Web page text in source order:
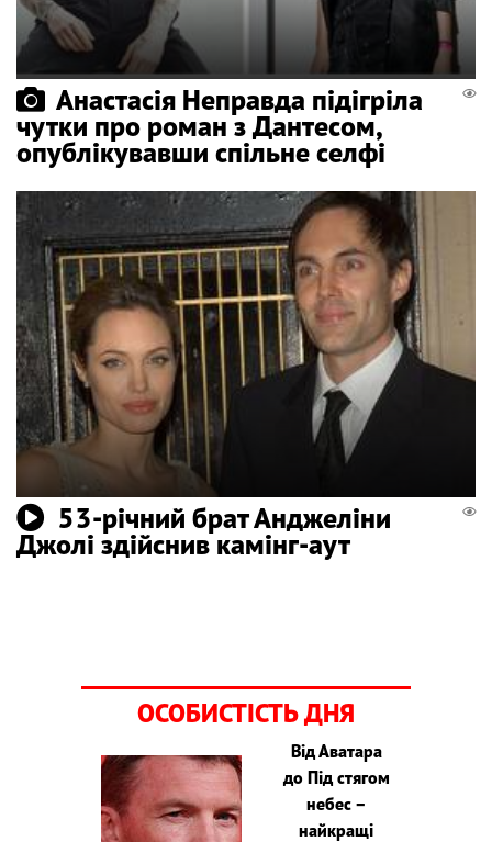
Анастасія Неправда підігріла
чутки про роман з Дантесом,
опублікувавши спільне селфі
53-річний брат Анджеліни
Джолі здійснив камінг-аут
ОСОБИСТІСТЬ ДНЯ
Від Аватара
до Під стягом
небес –
найкращі